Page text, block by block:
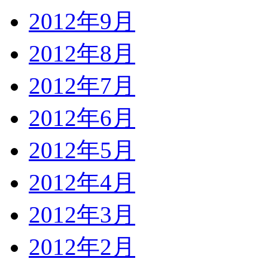
2012年9月
2012年8月
2012年7月
2012年6月
2012年5月
2012年4月
2012年3月
2012年2月